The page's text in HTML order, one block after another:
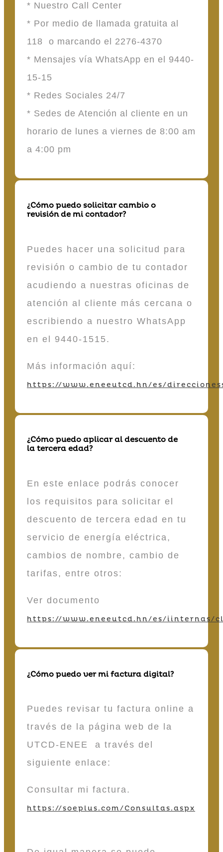
* Nuestro Call Center
* Por medio de llamada gratuita al
118 o marcando el 2276-4370
* Mensajes vía WhatsApp en el 9440-
15-15
* Redes Sociales 24/7
* Sedes de Atención al cliente en un
horario de lunes a viernes de 8:00 am
a 4:00 pm
¿Cómo puedo solicitar cambio o
revisión de mi contador?
Puedes hacer una solicitud para
revisión o cambio de tu contador
acudiendo a nuestras oficinas de
atención al cliente más cercana o
escribiendo a nuestro WhatsApp
en el 9440-1515.
Más información aquí:
https://www.eneeutcd.hn/es/
¿Cómo puedo aplicar al descuento de
la tercera edad?
En este enlace podrás conocer
los requisitos para solicitar el
descuento de tercera edad en tu
servicio de energía eléctrica,
cambios de nombre, cambio de
tarifas, entre otros:
Ver documento
https://www.eneeutcd.hn/es/iinternas/
¿Cómo puedo ver mi factura digital?
Puedes revisar tu factura online a
través de la página web de la
UTCD-ENEE a través del
siguiente enlace:
Consultar mi factura.
https://soeplus.com/Consultas.aspx